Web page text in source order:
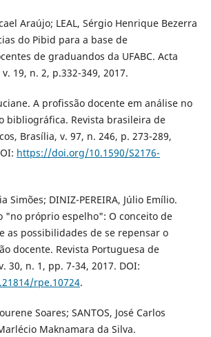
Araújo; LEAL, Sérgio Henrique Bezerra
do Pibid para a base de
de graduandos da UFABC. Acta
19, n. 2, p.332-349, 2017.
A profissão docente em análise no
bibliográfica. Revista brasileira de
Brasília, v. 97, n. 246, p. 273-289,
https://doi.org/10.1590/S2176-
Simões; DINIZ-PEREIRA, Júlio Emílio.
"no próprio espelho": O conceito de
as possibilidades de se repensar o
docente. Revista Portuguesa de
30, n. 1, pp. 7-34, 2017. DOI:
rpe.10724.
Soares; SANTOS, José Carlos
Maknamara da Silva.